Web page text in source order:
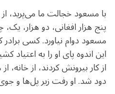
با مسعود خجالت ما می‌پرید،
پنج هزار افغانی، دو هزار،
مسعود دوام نیاورد. کسی
این اندوه پای او را به اعتیاد
از کار بیرونش کردند، از
دود شد. او رفت زیر پل‌ها و